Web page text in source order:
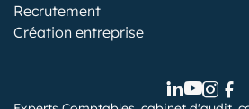
Recrutement
Création entreprise